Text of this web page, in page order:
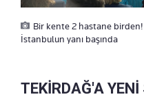
Bir kente 2 hastane
İstanbulun yanı başında
TEKİRDAĞ'A